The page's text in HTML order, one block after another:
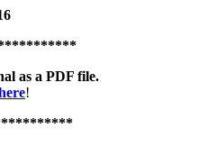
as a PDF file.
!